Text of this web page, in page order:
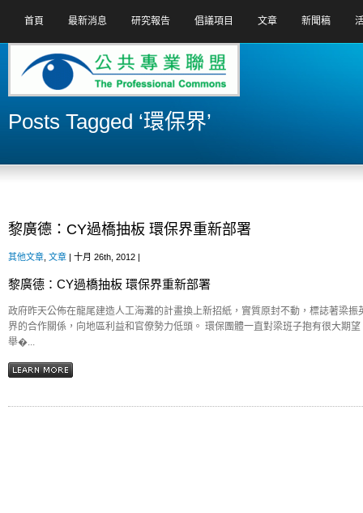
首頁 最新消息 研究報告 倡議項目 文章 新聞稿
Posts Tagged ‘環保界’
黎廣德：CY過橋抽板 環保界重新部署
其他文章 文章 | 十月 26th, 2012 |
黎廣德：CY過橋抽板 環保界重新部署
政府昨天公佈在龍尾建造人工海灘的計畫換上新招紙，實質原封不動，標誌著梁
界的合作關係，向地區利益和官僚勢力低頭。 環保團體一直對梁班子抱有很大期
舉�...